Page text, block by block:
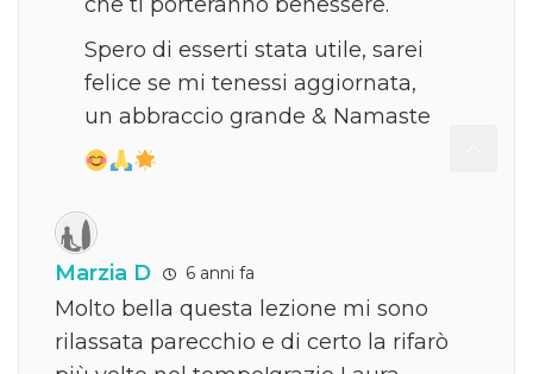
Spero di esserti stata utile, sarei
felice se mi tenessi aggiornata,
un abbraccio grande & Namaste
Marzia D 6 anni fa
Molto bella questa lezione mi sono
rilassata parecchio e di certo la rifarò